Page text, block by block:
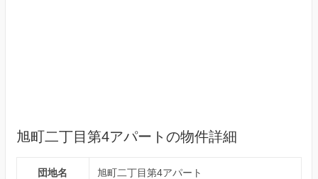
旭町二丁目第4アパートの物件詳細
団地名 旭町二丁目第4アパート